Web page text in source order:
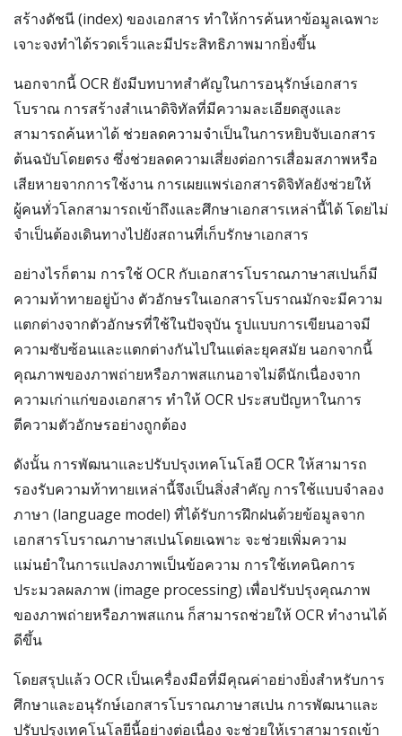
สร้างดัชนี (index) ของเอกสาร ทำให้การค้นหาข้อมูลเฉพาะ
เจาะจงทำได้รวดเร็วและมีประสิทธิภาพมากยิ่งขึ้น
นอกจากนี้ OCR ยังมีบทบาทสำคัญในการอนุรักษ์เอกสาร
โบราณ การสร้างสำเนาดิจิทัลที่มีความละเอียดสูงและ
สามารถค้นหาได้ ช่วยลดความจำเป็นในการหยิบจับเอกสาร
ต้นฉบับโดยตรง ซึ่งช่วยลดความเสี่ยงต่อการเสื่อมสภาพหรือ
เสียหายจากการใช้งาน การเผยแพร่เอกสารดิจิทัลยังช่วยให้
ผู้คนทั่วโลกสามารถเข้าถึงและศึกษาเอกสารเหล่านี้ได้ โดยไม่
จำเป็นต้องเดินทางไปยังสถานที่เก็บรักษาเอกสาร
อย่างไรก็ตาม การใช้ OCR กับเอกสารโบราณภาษาสเปนก็มี
ความท้าทายอยู่บ้าง ตัวอักษรในเอกสารโบราณมักจะมีความ
แตกต่างจากตัวอักษรที่ใช้ในปัจจุบัน รูปแบบการเขียนอาจมี
ความซับซ้อนและแตกต่างกันไปในแต่ละยุคสมัย นอกจากนี้
คุณภาพของภาพถ่ายหรือภาพสแกนอาจไม่ดีนักเนื่องจาก
ความเก่าแก่ของเอกสาร ทำให้ OCR ประสบปัญหาในการ
ตีความตัวอักษรอย่างถูกต้อง
ดังนั้น การพัฒนาและปรับปรุงเทคโนโลยี OCR ให้สามารถ
รองรับความท้าทายเหล่านี้จึงเป็นสิ่งสำคัญ การใช้แบบจำลอง
ภาษา (language model) ที่ได้รับการฝึกฝนด้วยข้อมูลจาก
เอกสารโบราณภาษาสเปนโดยเฉพาะ จะช่วยเพิ่มความ
แม่นยำในการแปลงภาพเป็นข้อความ การใช้เทคนิคการ
ประมวลผลภาพ (image processing) เพื่อปรับปรุงคุณภาพ
ของภาพถ่ายหรือภาพสแกน ก็สามารถช่วยให้ OCR ทำงานได้
ดีขึ้น
โดยสรุปแล้ว OCR เป็นเครื่องมือที่มีคุณค่าอย่างยิ่งสำหรับการ
ศึกษาและอนุรักษ์เอกสารโบราณภาษาสเปน การพัฒนาและ
ปรับปรุงเทคโนโลยีนี้อย่างต่อเนื่อง จะช่วยให้เราสามารถเข้า